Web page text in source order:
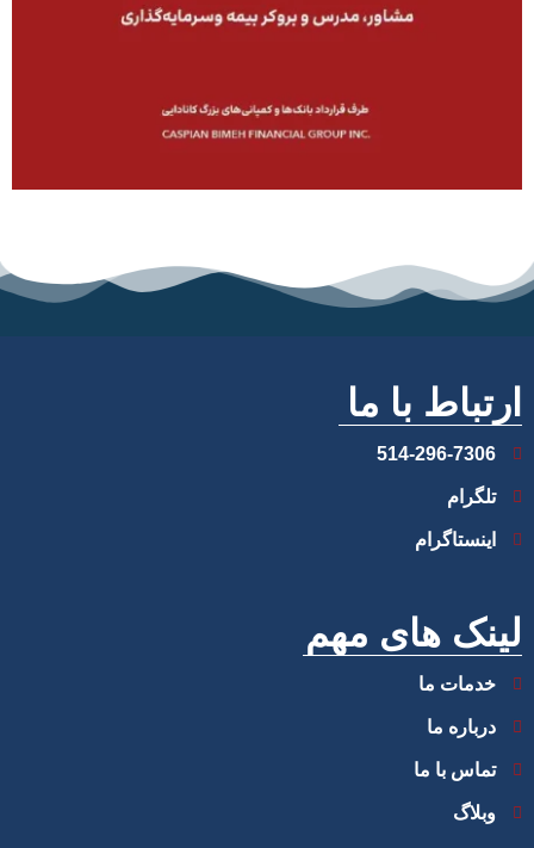
ارتباط با ما
514-296-7306
تلگرام
اینستاگرام
لینک های مهم
خدمات ما
درباره ما
تماس با ما
وبلاگ